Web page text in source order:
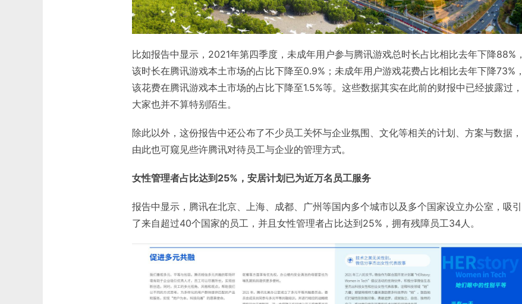
比如报告中显示，2021年第四季度，未成年用户参与腾讯游戏总时长占比相比去年下降88%，
该时长在腾讯游戏本土市场的占比下降至0.9%；未成年用户游戏花费占比相比去年下降73%，
该花费在腾讯游戏本土市场的占比下降至1.5%等。这些数据其实在此前的财报中已经披露过，
大家也并不算特别陌生。
除此以外，这份报告中还公布了不少员工关怀与企业氛围、文化等相关的计划、方案与数据，
由此也可窥见些许腾讯对待员工与企业的管理方式。
女性管理者占比达到25%，安居计划 已为近万名员工服务
报告中显示，腾讯在北京、上海、成都、广州等国内多个城市以及多个国家设立办公室，吸引
了来自超过40个国家的员工，并且女性管理者占比达到25%，拥有残障员工34人。